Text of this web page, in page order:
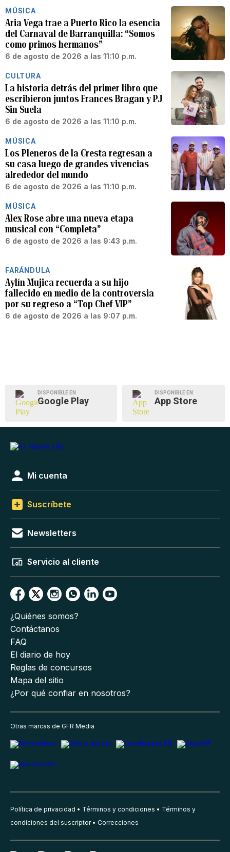
MÚSICA
Aria Vega trae a Puerto Rico la esencia
del Carnaval de Barranquilla: “Somos
como primos hermanos”
6 de agosto de 2026 a las 11:10 p.m.
CULTURA
La historia detrás del primer libro que
escribieron juntos Frances Bragan y PJ
Sin Suela
6 de agosto de 2026 a las 11:10 p.m.
MÚSICA
Los Pleneros de la Cresta regresan a
su casa luego de grandes vivencias
alrededor del mundo
6 de agosto de 2026 a las 11:10 p.m.
MÚSICA
Alex Rose abre una nueva etapa
musical con “Completa”
6 de agosto de 2026 a las 9:43 p.m.
FARÁNDULA
Aylín Mujica recuerda a su hijo
fallecido en medio de la controversia
por su regreso a “Top Chef VIP”
6 de agosto de 2026 a las 9:07 p.m.
DISPONIBLE EN
Google Play
DISPONIBLE EN
App Store
Mi cuenta
Suscríbete
Newsletters
Servicio al cliente
¿Quiénes somos?
Contáctanos
FAQ
El diario de hoy
Reglas de concursos
Mapa del sitio
¿Por qué confiar en nosotros?
Otras marcas de GFR Media
Política de privacidad Términos y condiciones
Términos y
condiciones del suscriptor
Correcciones